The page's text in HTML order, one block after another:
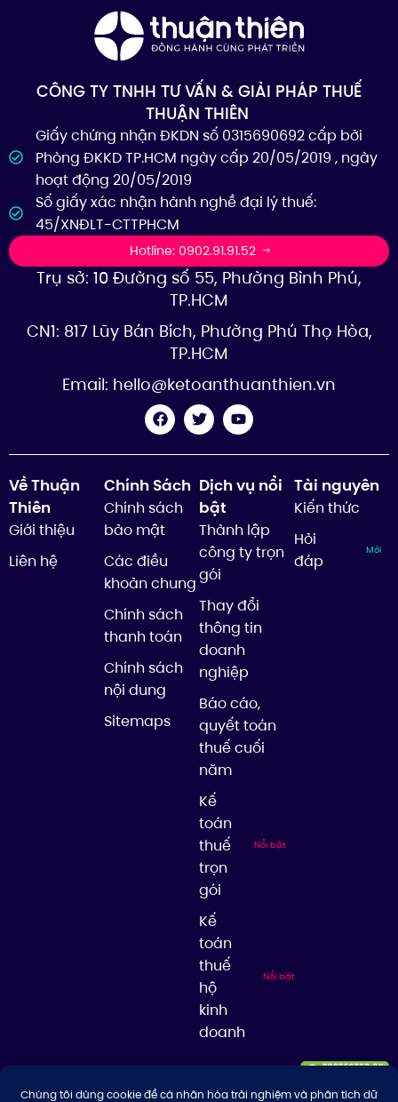
CÔNG TY TNHH TƯ VẤN & GIẢI PHÁP THUẾ
THUẬN THIÊN
Giấy chứng nhận ĐKDN số 0315690692 cấp bởi
Phòng ĐKKD TP.HCM ngày cấp 20/05/2019 , ngày
hoạt động 20/05/2019
Số giấy xác nhận hành nghề đại lý thuế:
45/XNĐLT-CTTPHCM
Hotline: 0902.91.91.52
Trụ sở: 10 Đường số 55, Phường Bình Phú,
TP.HCM
CN1: 817 Lũy Bán Bích, Phường Phú Thọ Hòa,
TP.HCM
Email: hello@ketoanthuanthien.vn
Về Thuận
Thiên
Giới thiệu
Liên hệ
Chính Sách
Chính sách
bảo mật
Các điều
khoản chung
Chính sách
thanh toán
Chính sách
nội dung
Sitemaps
Dịch vụ nổi
bật
Thành lập
công ty trọn
gói
Thay đổi
thông tin
doanh
nghiệp
Báo cáo,
quyết toán
thuế cuối
năm
Kế
toán
thuế
trọn
gói
Nổi bật
Kế
toán
thuế
hộ
kinh
doanh
Nổi bật
Tài nguyên
Kiến thức
Hỏi
đáp
Mới